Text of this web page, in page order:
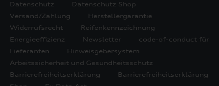
Datenschutz
Datenschutz Shop
Versand/Zahlung
Herstellergarantie
Widerrufsrecht
Reifenkennzeichnung
Energieeffizienz
Newsletter
code-of-conduct für
Lieferanten
Hinweisgebersystem
Arbeitssicherheit und Gesundheitsschutz
Barrierefreiheitserklärung
Barrierefreiheitserklärung